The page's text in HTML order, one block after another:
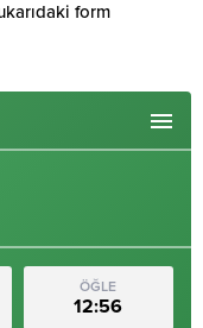
form
ÖĞLE
12:56